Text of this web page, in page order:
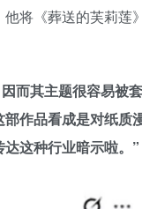
将《葬送的芙莉莲
而其主题很容易被套
作品看成是对纸质
这种行业暗示啦。”